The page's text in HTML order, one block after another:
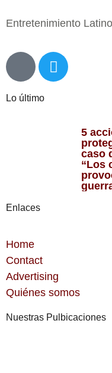
Entretenimiento
Lo último
5
caso
“Los
Enlaces
Home
Contact
Advertising
Quiénes somos
Nuestras Pulbicaciones